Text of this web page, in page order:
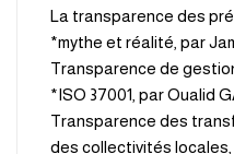
.La transparence des
mythe et réalité, par
.Transparence de
ISO 37001, par Oualid
.Transparence des
des collectivités